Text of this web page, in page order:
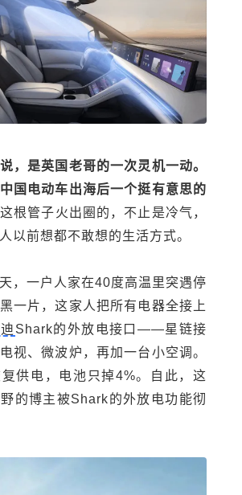
，是英国老哥的一次灵机一动。
国电动车出海后一个挺有意思的
根管子火出圈的，不止是冷气，
以前想都不敢想的生活方式。
，一户人家在40度高温里突遇停
一片，这家人把所有电器全接上
Shark的外放电接口——星链接
视、微波炉，再加一台小空调。
供电，电池只掉4%。自此，这
的博主被Shark的外放电功能彻